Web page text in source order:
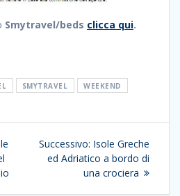
Smytravel/beds clicca qui.
SMYTRAVEL WEEKEND
Successivo: Articolo
successivo:
Isole Greche
ed Adriatico a bordo di
una crociera